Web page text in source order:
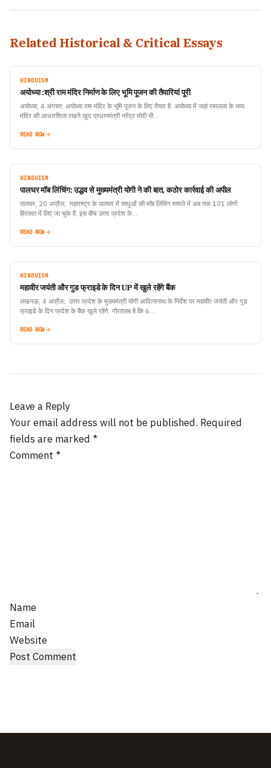
Related Historical & Critical Essays
HINDUISM
अयोध्या :श्री राम मंदिर निर्माण के लिए भूमि पूजन की तैयारियां पूरी
अयोध्या, 4 अगस्त: अयोध्या राम मंदिर के भूमि पूजन के लिए तैयार है. अयोध्या में जहां रामलला के भव्य
मंदिर की आधारशिला रखने खुद प्रधानमंत्री नरेंद्र मोदी भी…
READ NOW
HINDUISM
पालघर मॉब लिंचिंग: उद्धव से मुख्यमंत्री योगी ने की बात, कठोर कार्रवाई की अपील
पालघर, 20 अप्रैल; महाराष्ट्र के पालघर में साधुओं की मॉब लिंचिंग मामले में अब तक 101 लोगों
हिरासत में लिए जा चुके हैं. इस बीच उत्तर प्रदेश के…
READ NOW
HINDUISM
महावीर जयंती और गुड फ्राइडे के दिन UP में खुले रहेंगे बैंक
लखनऊ, 4 अप्रैल; उत्तर प्रदेश के मुख्यमंत्री योगी आदित्यनाथ के निर्देश पर महावीर जयंती और गुड
फ्राइडे के दिन प्रदेश के बैंक खुले रहेंगे. गौरतलब है कि 6…
READ NOW
Leave a Reply
Your email address will not be published. Required
fields are marked *
Comment *
Name
Email
Website